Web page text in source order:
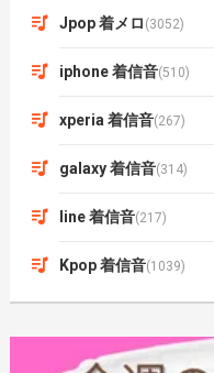
Jpop 着メロ (3052)
iphone 着信音(510)
xperia 着信音(267)
galaxy 着信音(314)
line 着信音(217)
Kpop 着信音(1039)